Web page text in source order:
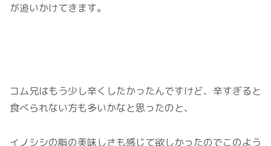
が追いかけてきます。
コム兄はもう少し辛くしたかったんですけど、辛すぎると
食べられない方も多いかなと思ったのと、
イノシシの脂の美味しさも感じて欲しかったのでこのよう